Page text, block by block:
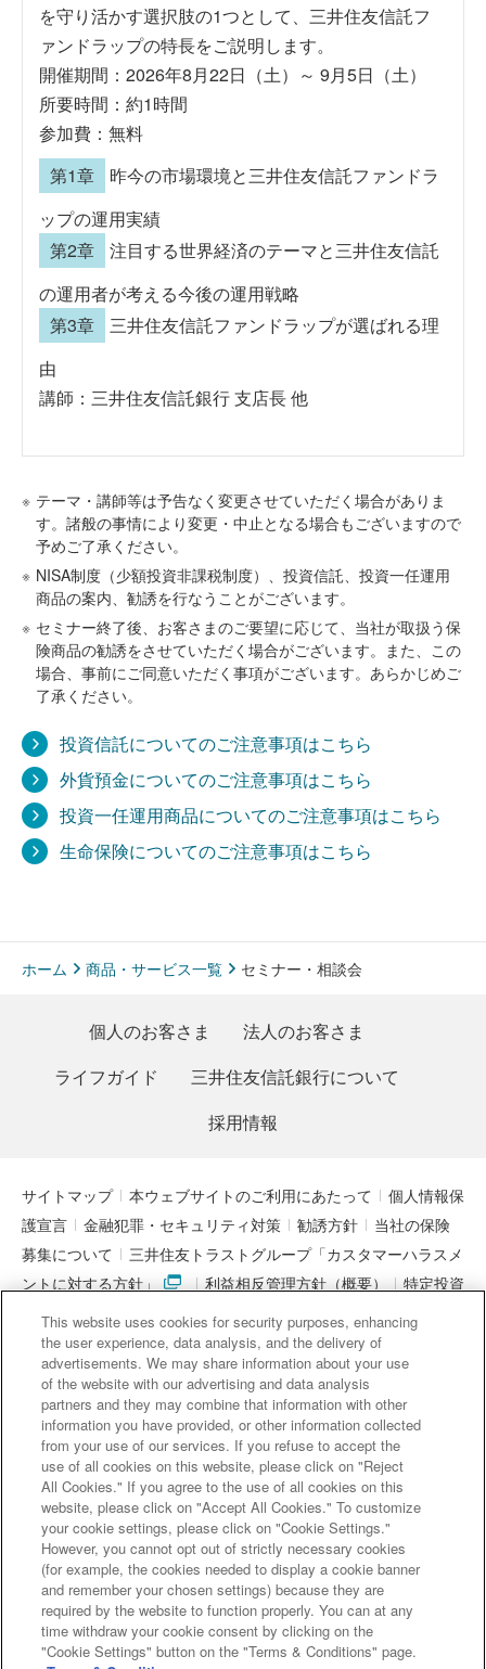
を守り活かす選択肢の1つとして、三井住友信託フ
ァンドラップの特長をご説明します。
開催期間：2026年8月22日（土）～ 9月5日（土）
所要時間：約1時間
参加費：無料
第1章
昨今の市場環境と三井住友信託ファンドラ
ップの運用実績
第2章
注目する世界経済のテーマと三井住友信託
の運用者が考える今後の運用戦略
第3章
三井住友信託ファンドラップが選ばれる理
由
講師：三井住友信託銀行 支店長 他
※ テーマ・講師等は予告なく変更させていただく場合がありま
す。諸般の事情により変更・中止となる場合もございますので
予めご了承ください。
※ NISA制度（少額投資非課税制度）、投資信託、投資一任運用
商品の案内、勧誘を行なうことがございます。
※ セミナー終了後、お客さまのご要望に応じて、当社が取扱う保
険商品の勧誘をさせていただく場合がございます。また、この
場合、事前にご同意いただく事項がございます。あらかじめご
了承ください。
投資信託についてのご注意事項はこちら
外貨預金についてのご注意事項はこちら
投資一任運用商品についてのご注意事項はこちら
生命保険についてのご注意事項はこちら
ホーム 商品・サービス一覧 セミナー・相談会
個人のお客さま
法人のお客さま
ライフガイド
三井住友信託銀行について
採用情報
サイトマップ 本ウェブサイトのご利用にあたって
個人情報保
護宣言
金融犯罪・セキュリティ対策 勧誘方針
当社の保険
募集について
三井住友トラストグループ「カスタマーハラスメ
ントに対する方針」
利益相反管理方針（概要）
特定投資
家制度に関する期限日
電子決済等代行業者との連携について
「マネー・ローンダリング及びテロ資金供与対策に関するガイド
ライン」を踏まえた取り組み
アクセシビリティについて
契約代理業・銀行代理業・外国銀行代理業務について
金銭債権
等と預金等との誤認防止について
三井住友信託銀行株式会社
金融機関コード : 0294
登録金融機関 関東財務局長（登金）第649号
加入協会： 日本証券業協会、一般社団法人 資産運用業協会、
一般社団法人 金融先物取引業協会
This website uses cookies for security purposes, enhancing
the user experience, data analysis, and the delivery of
advertisements. We may share information about your use
of the website with our advertising and data analysis
partners and they may combine that information with other
information you have provided, or other information collected
from your use of our services. If you refuse to accept the
use of all cookies on this website, please click on "Reject
All Cookies." If you agree to the use of all cookies on this
website, please click on "Accept All Cookies." To customize
your cookie settings, please click on "Cookie Settings."
However, you cannot opt out of strictly necessary cookies
(for example, the cookies needed to display a cookie banner
and remember your chosen settings) because they are
required by the website to function properly. You can at any
time withdraw your cookie consent by clicking on the
"Cookie Settings" button on the "Terms & Conditions" page.